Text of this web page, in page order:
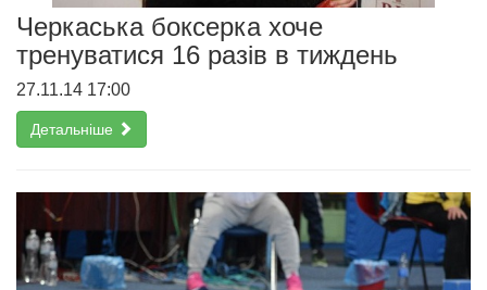
Черкаська боксерка хоче
тренуватися 16 разів в тиждень
27.11.14 17:00
Детальніше